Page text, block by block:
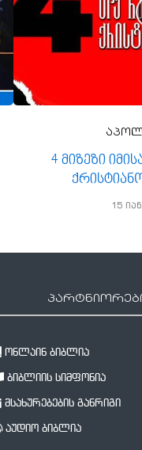
4 მიზეზი
15
ონლაინ ბიბლია
ბიბლიის სიმფონია
მსახურებების განრიგი
აუდიო ბიბლია